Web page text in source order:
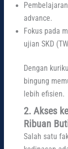
advance.
Fokus pada
ujian SKD
Dengan
bingung
lebih efisien.
2. Akses
Ribuan
Salah satu